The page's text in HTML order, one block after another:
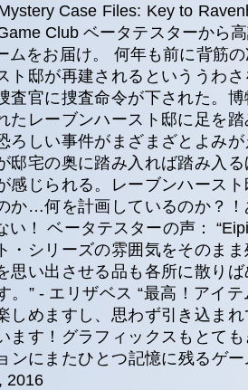
Case Files: Key to
Club ベータテスターから
ムをお届け。 何年も前に背筋
ト邸が再建されるといううわ
査官に捜査命令が下された。
たレーブンハースト邸に足を
ろしい事件がまざまざとよみ
邸宅の奥に踏み入れば踏み入
感じられる。レーブンハース
か…何を計画しているのか？
い！ ベータテスターの声：
・シリーズの雰囲気をそのま
思い出させる品も各所に散り
。” - エリザベス “最高！アイ
しめますし、思わず引き込ま
ます！グラフィックスもとて
ンにまたひとつ記憶に残るゲ
2016